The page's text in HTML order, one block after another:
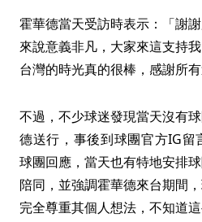
霍華德當天受訪時表示：「謝
來說意義非凡，大家來這支持
台灣的時光真的很棒，感謝所
不過，不少球迷發現當天沒有
德送行，事後到球團官方IG留
球團回應，當天也有特地安排
陪同，並強調霍華德來台期間
完全尊重其個人想法，不知道